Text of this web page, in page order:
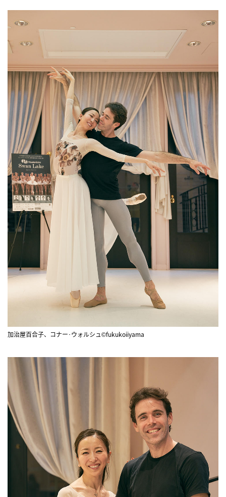
加治屋百合子、コナー･ウォルシュ©fukukoiiyama